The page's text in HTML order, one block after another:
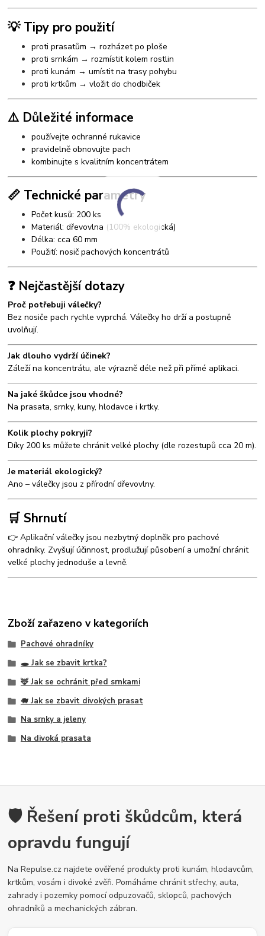
💡 Tipy pro použití
proti prasatům → rozházet po ploše
proti srnkám → rozmístit kolem rostlin
proti kunám → umístit na trasy pohybu
proti krtkům → vložit do chodbiček
⚠️ Důležité informace
používejte ochranné rukavice
pravidelně obnovujte pach
kombinujte s kvalitním koncentrátem
📏 Technické parametry
Počet kusů: 200 ks
Materiál: dřevovlna (100% ekologická)
Délka: cca 60 mm
Použití: nosič pachových koncentrátů
❓ Nejčastější dotazy
Proč potřebuji válečky?
Bez nosiče pach rychle vyprchá. Válečky ho drží a postupně
uvolňují.
Jak dlouho vydrží účinek?
Záleží na koncentrátu, ale výrazně déle než při přímé aplikaci.
Na jaké škůdce jsou vhodné?
Na prasata, srnky, kuny, hlodavce i krtky.
Kolik plochy pokryji?
Díky 200 ks můžete chránit velké plochy (dle rozestupů cca 20 m).
Je materiál ekologický?
Ano – válečky jsou z přírodní dřevovlny.
🛒 Shrnutí
👉 Aplikační válečky jsou nezbytný doplněk pro pachové
ohradníky. Zvyšují účinnost, prodlužují působení a umožní chránit
velké plochy jednoduše a levně.
Zboží zařazeno v kategoriích
Pachové ohradníky
🕳️ Jak se zbavit krtka?
🦌 Jak se ochránit před srnkami
🐗 Jak se zbavit divokých prasat
Na srnky a jeleny
Na divoká prasata
🛡️ Řešení proti škůdcům, která
opravdu fungují
Na Repulse.cz najdete ověřené produkty proti kunám, hlodavcům,
krtkům, vosám i divoké zvěři. Pomáháme chránit střechy, auta,
zahrady i pozemky pomocí odpuzovačů, sklopců, pachových
ohradníků a mechanických zábran.